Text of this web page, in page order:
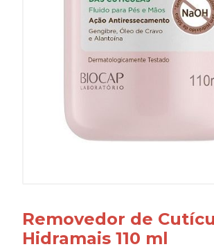
Removedor de
Hidramais 110 ml